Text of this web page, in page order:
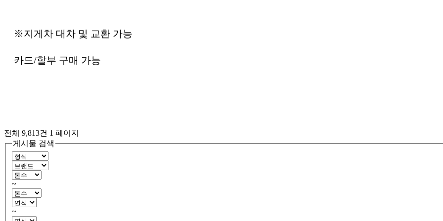
※지게차 대차 및 교환 가능
카드/할부 구매 가능
전체 9,813건 1 페이지
게시물 검색
~
~